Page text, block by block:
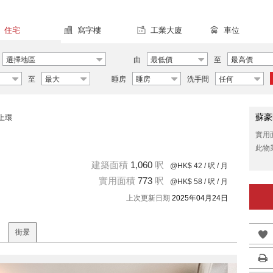
住宅 寫字樓 工業大廈 車位
選擇地區 由 最低價 至 最高價
至 最大 睡房 睡房 洗手間 任何
環
建築面積 1,060 呎 @HK$ 42 / 呎 / 月
實用面積 773 呎 @HK$ 58 / 呎 / 月
上次更新日期 2025年04月24日
街景
蘇
實用
此物